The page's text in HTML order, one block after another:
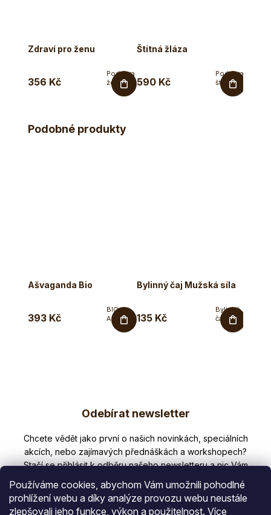
Používáme cookies, abychom Vám umožnili pohodlné
prohlížení webu a díky analýze provozu webu neustále
zlepšovali jeho funkce, výkon a použitelnost. Více
Zdraví pro ženu
356 Kč
Podpora
ženského
zdraví,
Tato...
Štítná žláza
590 Kč
Podpora
štítné
žlázy v...
Podobné produkty
Ašvaganda Bio
393 Kč
BIO
Ašvaganda
Bylinný čaj Mužská síla
135 Kč
Bylinný
čaj pro
mužský
a
Odebírat newsletter
Nezmeškejte žádné novinky či slevy!